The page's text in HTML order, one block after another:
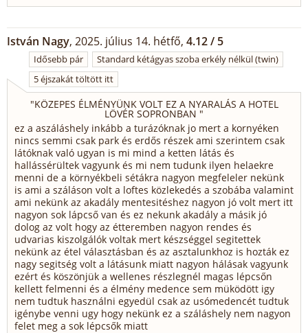
István Nagy, 2025. július 14. hétfő, 4.12 / 5
Idősebb pár
Standard kétágyas szoba erkély nélkül (twin)
5 éjszakát töltött itt
"KÖZEPES ÉLMÉNYÜNK VOLT EZ A NYARALÁS A HOTEL
LÖVÉR SOPRONBAN "
ez a aszáláshely inkább a turázóknak jo mert a kornyéken
nincs semmi csak park és erdős részek ami szerintem csak
látóknak való ugyan is mi mind a ketten látás és
hallássérültek vagyunk és mi nem tudunk ilyen helaekre
menni de a környékbeli sétákra nagyon megfeleler nekünk
is ami a száláson volt a loftes közlekedés a szobába valamint
ami nekünk az akadály mentesitéshez nagyon jó volt mert itt
nagyon sok lápcső van és ez nekunk akadály a másik jó
dolog az volt hogy az étteremben nagyon rendes és
udvarias kiszolgálók voltak mert készséggel segitettek
nekünk az étel választásban és az asztalunkhoz is hozták ez
nagy segitség volt a látásunk miatt nagyon hálásak vagyunk
ezért és köszönjük a wellenes részlegnél magas lépcsőn
kellett felmenni és a élmény medence sem müködött igy
nem tudtuk használni egyedül csak az usómedencét tudtuk
igénybe venni ugy hogy nekünk ez a száláshely nem nagyon
felet meg a sok lépcsők miatt